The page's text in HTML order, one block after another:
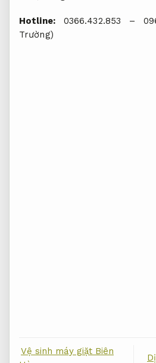
Hotline:0366.432.853 –
Trường)
Vệ sinh máy giặt Biên